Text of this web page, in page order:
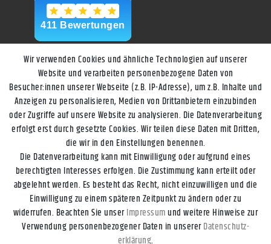
Impressum Daten­schutz­erklärung AGB Widerrufs­recht
Wir verwenden Cookies und ähnliche Technologien auf unserer
Website und verarbeiten personenbezogene Daten von
Besucher:innen unserer Webseite (z.B. IP-Adresse), um z.B. Inhalte und
Anzeigen zu personalisieren, Medien von Drittanbietern einzubinden
oder Zugriffe auf unsere Website zu analysieren. Die Datenverarbeitung
erfolgt erst durch gesetzte Cookies. Wir teilen diese Daten mit Dritten,
die wir in den Einstellungen benennen.
Die Datenverarbeitung kann mit Einwilligung oder aufgrund eines
berechtigten Interesses erfolgen. Die Zustimmung kann erteilt oder
abgelehnt werden. Es besteht das Recht, nicht einzuwilligen und die
Einwilligung zu einem späteren Zeitpunkt zu ändern oder zu
widerrufen. Beachten Sie unserImpressumund weitere Hinweise zur
Verwendung personenbezogener Daten in unsererDaten­schutz­
erklärung.